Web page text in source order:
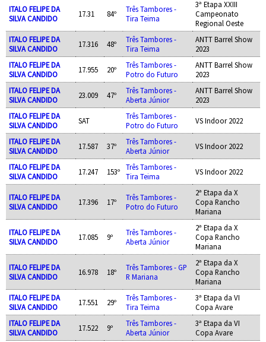
ITALO FELIPE DA
SILVA CANDIDO
17.31 84º
Três Tambores -
Tira Teima
3ª Etapa XXIII
Campeonato
Regional Oeste
ITALO FELIPE DA
SILVA CANDIDO
17.316 48º
Três Tambores -
Tira Teima
ANTT Barrel Show
2023
ITALO FELIPE DA
SILVA CANDIDO
17.955 20º
Três Tambores -
Potro do Futuro
ANTT Barrel Show
2023
ITALO FELIPE DA
SILVA CANDIDO
23.009 47º
Três Tambores -
Aberta Júnior
ANTT Barrel Show
2023
ITALO FELIPE DA
SILVA CANDIDO
SAT
Três Tambores -
Potro do Futuro
VS Indoor 2022
ITALO FELIPE DA
SILVA CANDIDO
17.587 37º
Três Tambores -
Aberta Júnior
VS Indoor 2022
ITALO FELIPE DA
SILVA CANDIDO
17.247 153º
Três Tambores -
Tira Teima
VS Indoor 2022
ITALO FELIPE DA
SILVA CANDIDO
17.396 17º
Três Tambores -
Potro do Futuro
2ª Etapa da X
Copa Rancho
Mariana
ITALO FELIPE DA
SILVA CANDIDO
17.085 9º
Três Tambores -
Aberta Júnior
2ª Etapa da X
Copa Rancho
Mariana
ITALO FELIPE DA
SILVA CANDIDO
16.978 18º
Três Tambores - GP
R Mariana
2ª Etapa da X
Copa Rancho
Mariana
ITALO FELIPE DA
SILVA CANDIDO
17.551 29º
Três Tambores -
Tira Teima
3ª Etapa da VI
Copa Avare
ITALO FELIPE DA
SILVA CANDIDO
17.522 9º
Três Tambores -
Aberta Júnior
3ª Etapa da VI
Copa Avare